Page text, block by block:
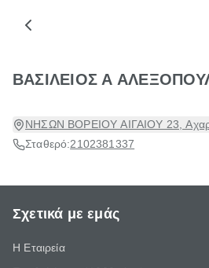
ΒΑΣΙΛΕΙΟΣ Α
ΝΗΣΩΝ ΒΟΡΕΙΟΥ ΑΙΓΑΙΟΥ 23,
Σταθερό:2102381337
Σχετικά με εμάς
Η Εταιρεία